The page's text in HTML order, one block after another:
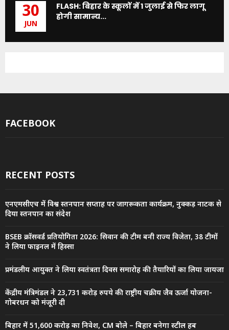
30
JUN
FLASH: बिहार के स्कूलों में 1 जुलाई से फिर लागू
होगी सामान्य...
FACEBOOK
RECENT POSTS
एनएमसीएच में विश्व स्तनपान सप्ताह पर जागरूकता कार्यक्रम, नुक्कड़ नाटक से
दिया स्तनपान का संदेश
BSEB क्रॉसवर्ड प्रतियोगिता 2026: सिवान की टीम बनी राज्य विजेता, 38 टीमों
ने लिया फाइनल में हिस्सा
प्रमंडलीय आयुक्त ने लिया स्वतंत्रता दिवस समारोह की तैयारियों का लिया जायजा
केंद्रीय मंत्रिमंडल ने 23,731 करोड़ रुपये की राष्ट्रीय चक्रीय जैव ऊर्जा योजना-
गोबरधन को मंजूरी दी
बिहार में 51,600 करोड़ का निवेश, CM बोले – बिहार बनेगा स्टील हब